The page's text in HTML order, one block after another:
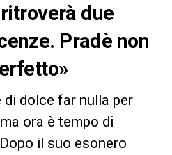
due
Pradè non
di dolce far nulla per
ora è tempo di
il suo esonero